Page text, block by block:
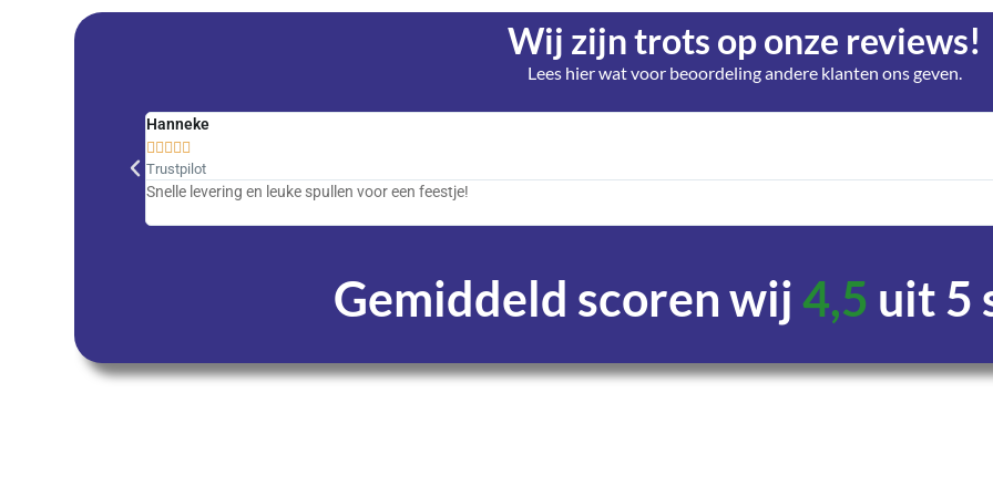
Wij zijn trots op onze reviews!
Lees hier wat voor beoordeling andere klanten ons geven.
Hanneke
    
Trustpilot
Snelle levering en leuke spullen voor een feestje!
Gemiddeld scoren wij4,5 uit 5